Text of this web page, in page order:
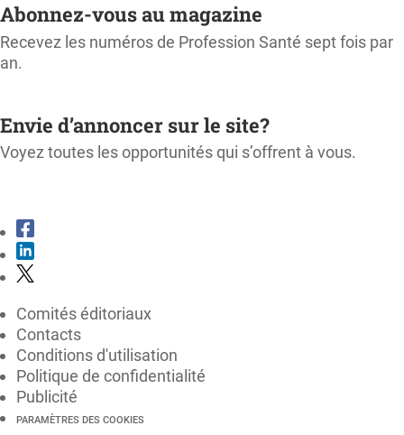
Abonnez-vous au magazine
Recevez les numéros de Profession Santé sept fois par
an.
Envie d’annoncer sur le site?
Voyez toutes les opportunités qui s’offrent à vous.
Comités éditoriaux
Contacts
Conditions d'utilisation
Politique de confidentialité
Publicité
PARAMÈTRES DES COOKIES